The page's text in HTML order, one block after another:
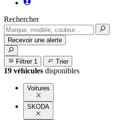
Rechercher
Recevoir une alerte
Filtrer 1 Trier
19 véhicules disponibles
Voitures
SKODA